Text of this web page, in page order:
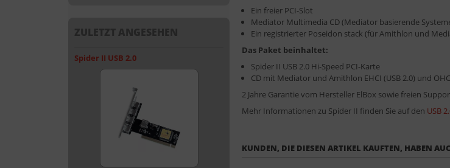
Ein freier PCI-Slot
Mediator Multimedia CD (Mediator basierende
Ein registrierter Poseidon stack (für Amithlon und
Das Paket beinhaltet:
Spider II USB 2.0 Hi-Speed PCI-Karte
CD mit Mediator und Amithlon EHCI (USB 2.0) und
2 Jahre Garantie vom Hersteller ElBox sowie freien
Mehr Informationen zu Spider II finden Sie auf den USB
KUNDEN, DIE DIESEN ARTIKEL KAUFTEN, HABEN
ZULETZT ANGESEHEN
Spider II USB 2.0